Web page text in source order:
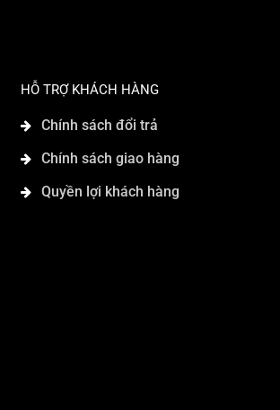
HỖ TRỢ KHÁCH HÀNG
Chính sách đổi trả
Chính sách giao hàng
Quyền lợi khách hàng